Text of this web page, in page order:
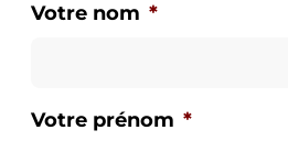
Votre nom *
Votre prénom *